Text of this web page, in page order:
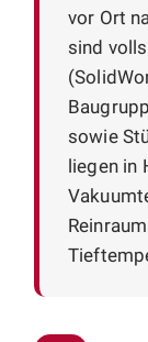
vor Ort
sind
sowie
liegen in